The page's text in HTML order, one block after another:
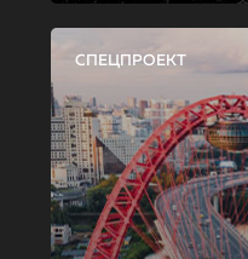
СПЕЦПРОЕКТ